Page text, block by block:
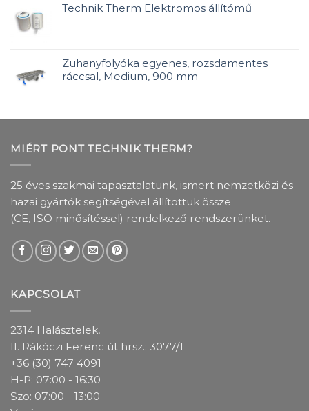
Technik Therm Elektromos állítómű
Zuhanyfolyóka egyenes, rozsdamentes
ráccsal, Medium, 900 mm
MIÉRT PONT TECHNIK THERM?
25 éves szakmai tapasztalatunk, ismert nemzetközi és
hazai gyártók segítségével állítottuk össze
(CE, ISO minősítéssel) rendelkező rendszerünket.
KAPCSOLAT
2314 Halásztelek,
II. Rákóczi Ferenc út hrsz.: 3077/1
+36 (30) 747 4091
H-P: 07:00 - 16:30
Szo: 07:00 - 13:00